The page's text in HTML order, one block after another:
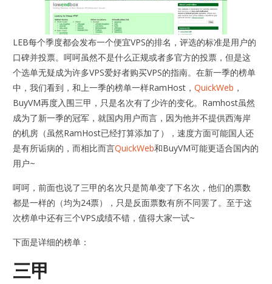
LEB每个季度都会发布一个便宜VPS的排名，评选的标准是用户的
口碑并投票。呵呵虽然不是什么正规或者多官方的投票，但是这
个选单无疑成为许多VPS爱好者购买VPS的指南。在新一季的榜单
中，我们看到，和上一季的榜单一样RamHost，QuickWeb ，
BuyVM再度入围三甲，只是名次有了少许的变化。Ramhost虽然
成为了新一季的冠军，就国内用户而言，因为他并不提供西海岸
的机房（虽然RamHost已经打算添加了），速度方面可能国人还
是有所诟病的，而相比而言QuickWeb和BuyVM可能更适合国内的
用户~
呵呵，前面也说了三甲的名次只是简单变了下名次，他们的票数
都是一样的（均为24票），只是反面票数有所不同罢了。至于这
次榜单中还有三个VPS成绩不错，值得大家一试~
下面是详细的榜单：
三甲